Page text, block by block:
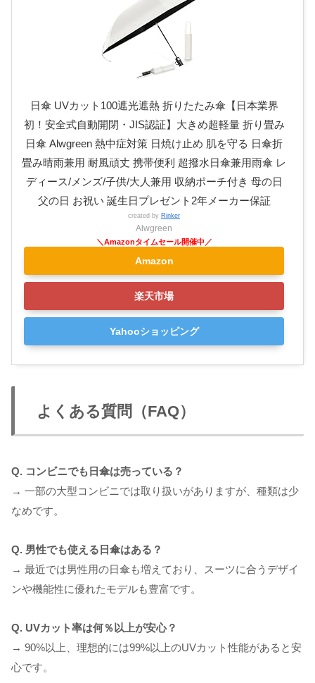
日傘 UVカット100遮光遮熱 折りたたみ傘【日本業界
初！安全式自動開閉・JIS認証】大きめ超軽量 折り畳み
日傘 Alwgreen 熱中症対策 日焼け止め 肌を守る 日傘折
畳み晴雨兼用 耐風頑丈 携帯便利 超撥水日傘兼用雨傘 レ
ディース/メンズ/子供/大人兼用 収納ポーチ付き 母の日
父の日 お祝い 誕生日プレゼント2年メーカー保証
created by Rinker
Alwgreen
Amazon
楽天市場
Yahooショッピング
よくある質問（FAQ）
Q. コンビニでも日傘は売っている？
→ 一部の大型コンビニでは取り扱いがありますが、種類は少
なめです。
Q. 男性でも使える日傘はある？
→ 最近では男性用の日傘も増えており、スーツに合うデザイ
ンや機能性に優れたモデルも豊富です。
Q. UVカット率は何％以上が安心？
→ 90%以上、理想的には99%以上のUVカット性能があると安
心です。